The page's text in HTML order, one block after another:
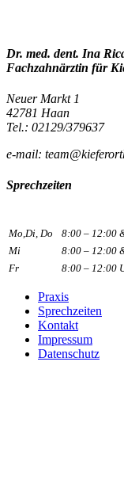
Dr. med. dent. Ina
Fachzahnärztin für
Neuer Markt 1
42781 Haan
Tel.: 02129/379637
e-mail:
Sprechzeiten
Mo,Di, Do
8:00 – 12:00
Mi
8:00 – 12:00
Fr
8:00 – 12:00
Praxis
Sprechzeiten
Kontakt
Impressum
Datenschutz